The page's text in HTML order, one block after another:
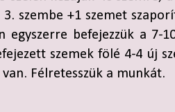
szembe +1 szemet
egyszerre befejezzük a 7-
szemek fölé 4-4 új
van. Félretesszük a munkát.